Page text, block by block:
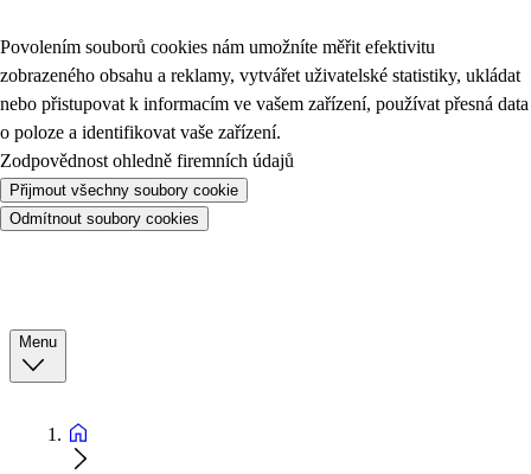
Povolením souborů cookies nám umožníte měřit efektivitu
zobrazeného obsahu a reklamy, vytvářet uživatelské statistiky, ukládat
nebo přistupovat k informacím ve vašem zařízení, používat přesná data
o poloze a identifikovat vaše zařízení.
Zodpovědnost ohledně firemních údajů
Přijmout všechny soubory cookie
Odmítnout soubory cookies
Menu